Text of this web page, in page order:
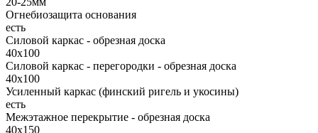
Огнебиозащита основания
есть
Силовой каркас - обрезная доска
40х100
Силовой каркас - перегородки - обрезная доска
40х100
Усиленный каркас (финский ригель и укосины)
есть
Межэтажное перекрытие - обрезная доска
40х150